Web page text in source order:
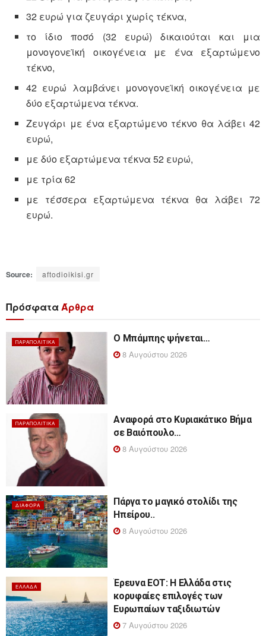
32 ευρώ για ζευγάρι χωρίς τέκνα,
το ίδιο ποσό (32 ευρώ) δικαιούται και μια
μονογονεϊκή οικογένεια με ένα εξαρτώμενο
τέκνο,
42 ευρώ λαμβάνει μονογονεϊκή οικογένεια με
δύο εξαρτώμενα τέκνα.
Ζευγάρι με ένα εξαρτώμενο τέκνο θα λάβει 42
ευρώ,
με δύο εξαρτώμενα τέκνα 52 ευρώ,
με τρία 62
με τέσσερα εξαρτώμενα τέκνα θα λάβει 72
ευρώ.
Source: aftodioikisi.gr
ΠρόσφαταΆρθρα
ΠΑΡΑΠΟΛΙΤΙΚΆ
Ο Μπάμπης ψήνεται…
8 Αυγούστου 2026
ΠΑΡΑΠΟΛΙΤΙΚΆ
Αναφορά στο Κυριακάτικο Βήμα
σε Βαιόπουλο…
8 Αυγούστου 2026
ΔΙΆΦΟΡΑ
Πάργα το μαγικό στολίδι της
Ηπείρου..
8 Αυγούστου 2026
ΕΛΛΆΔΑ
Έρευνα ΕΟΤ: Η Ελλάδα στις
κορυφαίες επιλογές των
Ευρωπαίων ταξιδιωτών
7 Αυγούστου 2026